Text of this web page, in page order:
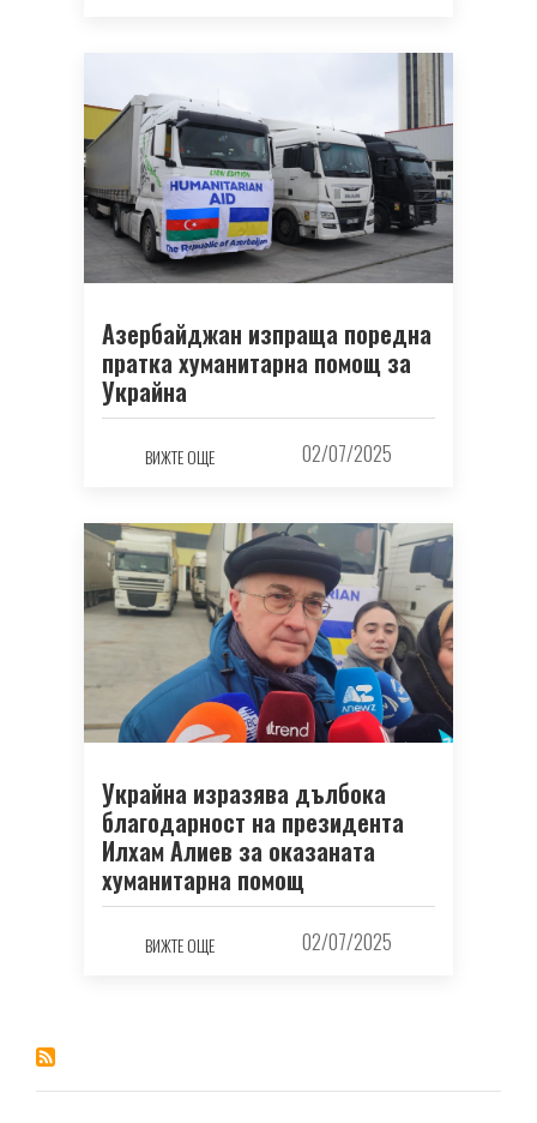
Азербайджан изпраща поредна
пратка хуманитарна помощ за
Украйна
ВИЖТЕ ОЩЕ 02/07/2025
Украйна изразява дълбока
благодарност на президента
Илхам Алиев за оказаната
хуманитарна помощ
ВИЖТЕ ОЩЕ 02/07/2025